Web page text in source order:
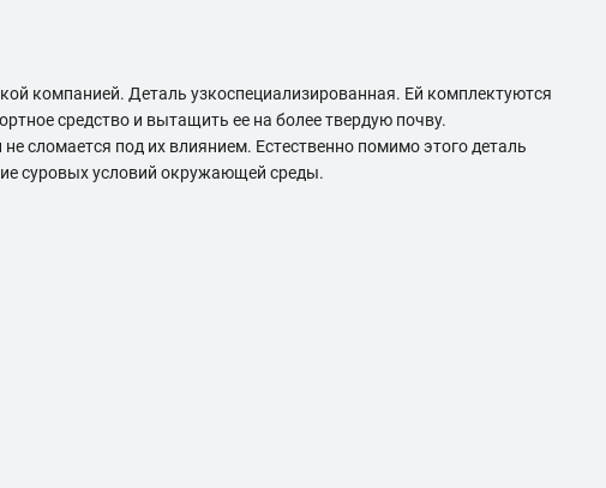
компанией. Деталь узкоспециализированная. Ей комплектуются
средство и вытащить ее на более твердую почву.
сломается под их влиянием. Естественно помимо этого деталь
суровых условий окружающей среды.